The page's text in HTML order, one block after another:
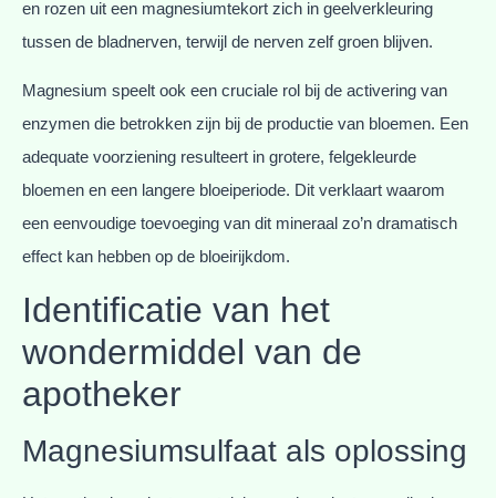
en rozen uit een magnesiumtekort zich in geelverkleuring
tussen de bladnerven, terwijl de nerven zelf groen blijven.
Magnesium speelt ook een cruciale rol bij de activering van
enzymen die betrokken zijn bij de productie van bloemen. Een
adequate voorziening resulteert in grotere, felgekleurde
bloemen en een langere bloeiperiode. Dit verklaart waarom
een eenvoudige toevoeging van dit mineraal zo’n dramatisch
effect kan hebben op de bloeirijkdom.
Identificatie van het
wondermiddel van de
apotheker
Magnesiumsulfaat als oplossing